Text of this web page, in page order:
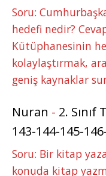
Soru:
hedefi nedir?
Kütüphanesinin
kolaylaştırmak,
geniş kaynaklar
Nuran - 2.
143-144-145-
Soru: Bir kitap
konuda kitap